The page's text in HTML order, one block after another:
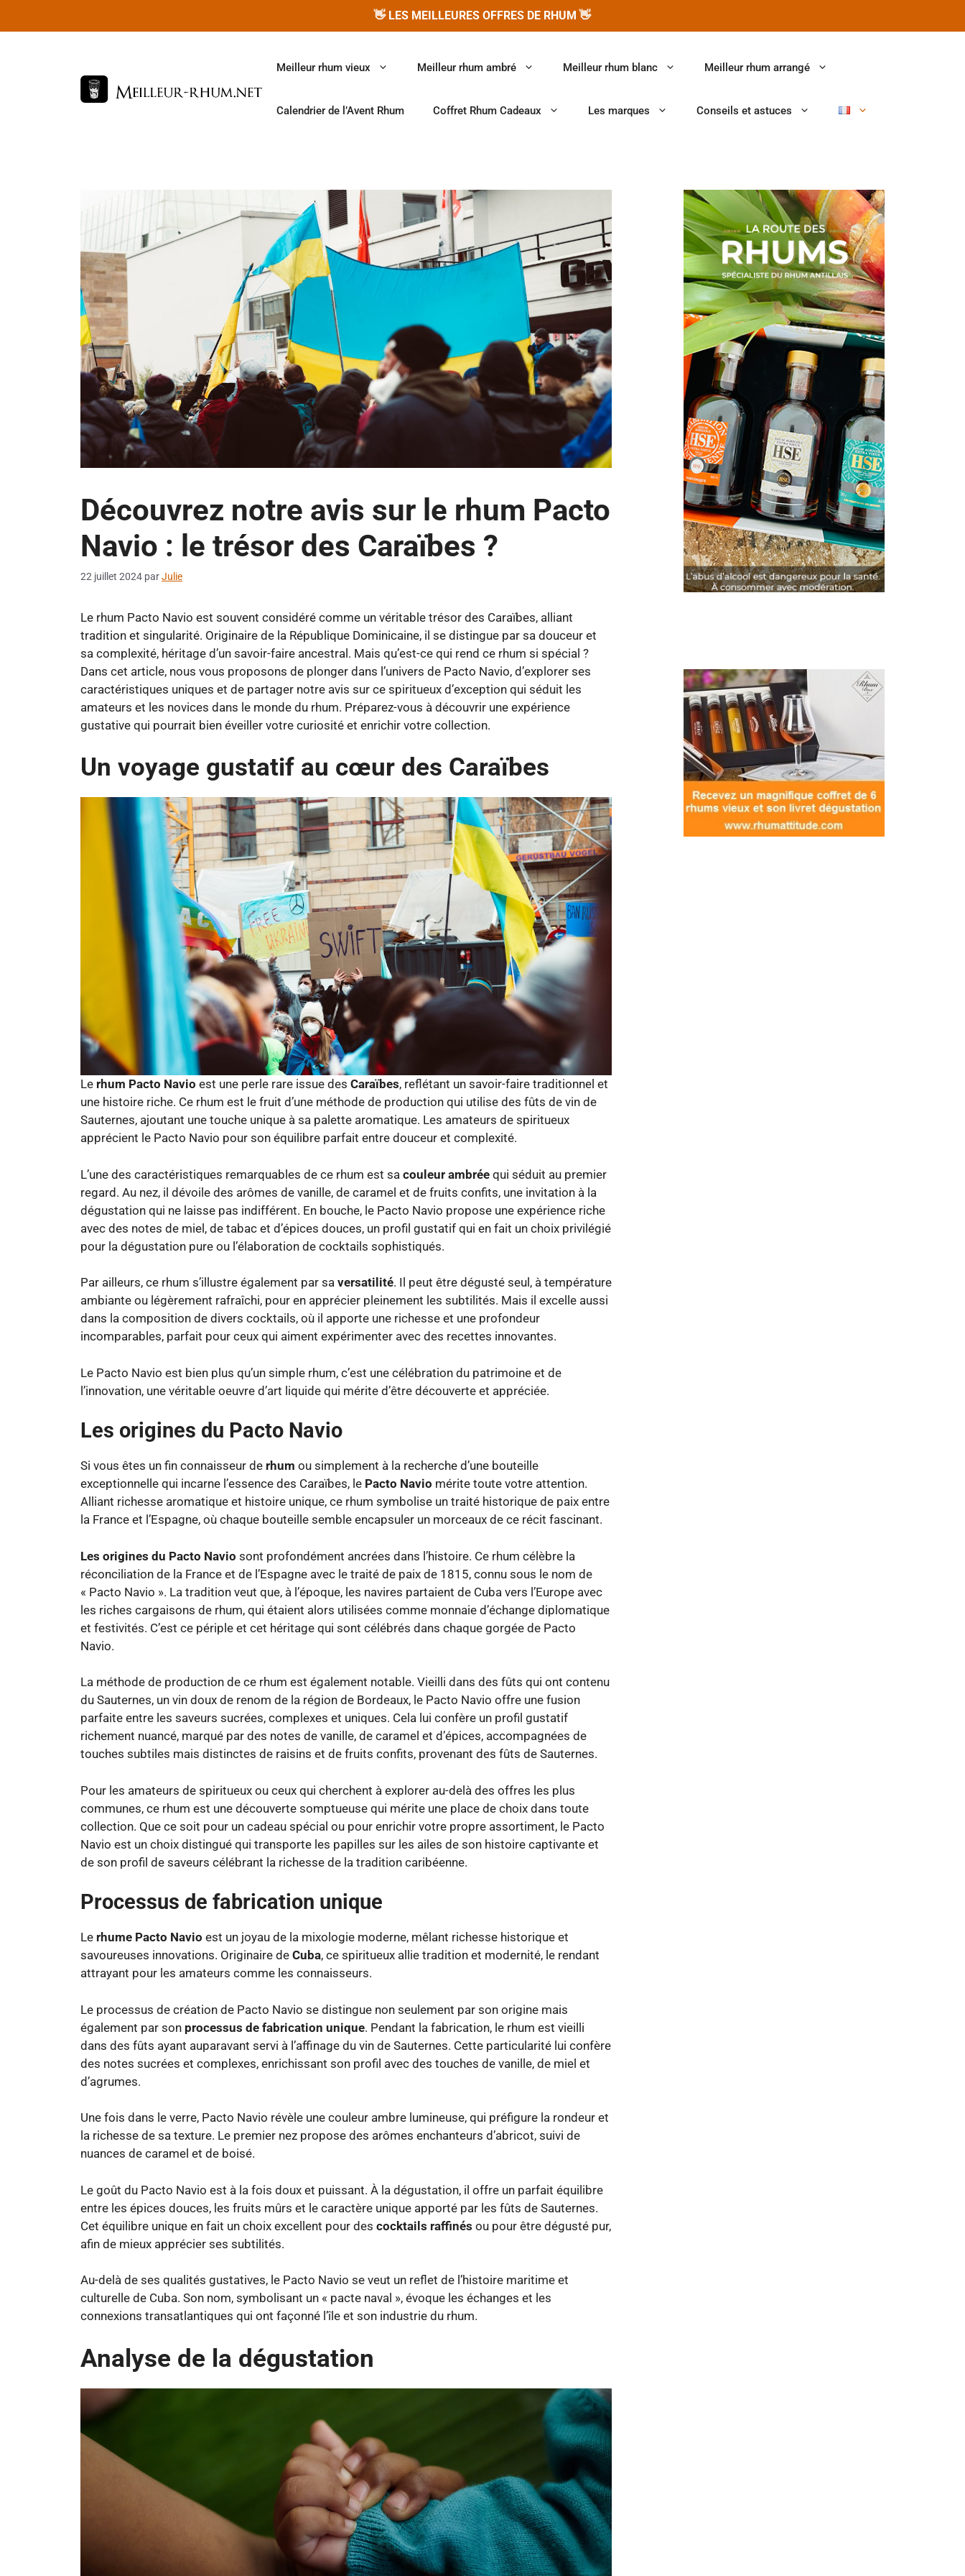
👋LES MEILLEURES OFFRES DE RHUM👋
Meilleur rhum vieux Meilleur rhum ambré Meilleur rhum blanc Meilleur rhum arrangé
Calendrier de l’Avent Rhum Coffret Rhum Cadeaux Les marques Conseils et astuces
Découvrez notre avis sur le rhum Pacto
Navio : le trésor des Caraïbes ?
22 juillet 2024 parJulie
Le rhum Pacto Navio est souvent considéré comme un véritable trésor des Caraïbes, alliant
tradition et singularité. Originaire de la République Dominicaine, il se distingue par sa douceur et
sa complexité, héritage d’un savoir-faire ancestral. Mais qu’est-ce qui rend ce rhum si spécial ?
Dans cet article, nous vous proposons de plonger dans l’univers de Pacto Navio, d’explorer ses
caractéristiques uniques et de partager notre avis sur ce spiritueux d’exception qui séduit les
amateurs et les novices dans le monde du rhum. Préparez-vous à découvrir une expérience
gustative qui pourrait bien éveiller votre curiosité et enrichir votre collection.
Un voyage gustatif au cœur des Caraïbes
Le rhum Pacto Navio est une perle rare issue des Caraïbes, reflétant un savoir-faire traditionnel et
une histoire riche. Ce rhum est le fruit d’une méthode de production qui utilise des fûts de vin de
Sauternes, ajoutant une touche unique à sa palette aromatique. Les amateurs de spiritueux
apprécient le Pacto Navio pour son équilibre parfait entre douceur et complexité.
L’une des caractéristiques remarquables de ce rhum est sa couleur ambrée qui séduit au premier
regard. Au nez, il dévoile des arômes de vanille, de caramel et de fruits confits, une invitation à la
dégustation qui ne laisse pas indifférent. En bouche, le Pacto Navio propose une expérience riche
avec des notes de miel, de tabac et d’épices douces, un profil gustatif qui en fait un choix privilégié
pour la dégustation pure ou l’élaboration de cocktails sophistiqués.
Par ailleurs, ce rhum s’illustre également par sa versatilité. Il peut être dégusté seul, à température
ambiante ou légèrement rafraîchi, pour en apprécier pleinement les subtilités. Mais il excelle aussi
dans la composition de divers cocktails, où il apporte une richesse et une profondeur
incomparables, parfait pour ceux qui aiment expérimenter avec des recettes innovantes.
Le Pacto Navio est bien plus qu’un simple rhum, c’est une célébration du patrimoine et de
l’innovation, une véritable oeuvre d’art liquide qui mérite d’être découverte et appréciée.
Les origines du Pacto Navio
Si vous êtes un fin connaisseur de rhum ou simplement à la recherche d’une bouteille
exceptionnelle qui incarne l’essence des Caraïbes, le Pacto Navio mérite toute votre attention.
Alliant richesse aromatique et histoire unique, ce rhum symbolise un traité historique de paix entre
la France et l’Espagne, où chaque bouteille semble encapsuler un morceaux de ce récit fascinant.
Les origines du Pacto Navio sont profondément ancrées dans l’histoire. Ce rhum célèbre la
réconciliation de la France et de l’Espagne avec le traité de paix de 1815, connu sous le nom de
« Pacto Navio ». La tradition veut que, à l’époque, les navires partaient de Cuba vers l’Europe avec
les riches cargaisons de rhum, qui étaient alors utilisées comme monnaie d’échange diplomatique
et festivités. C’est ce périple et cet héritage qui sont célébrés dans chaque gorgée de Pacto
Navio.
La méthode de production de ce rhum est également notable. Vieilli dans des fûts qui ont contenu
du Sauternes, un vin doux de renom de la région de Bordeaux, le Pacto Navio offre une fusion
parfaite entre les saveurs sucrées, complexes et uniques. Cela lui confère un profil gustatif
richement nuancé, marqué par des notes de vanille, de caramel et d’épices, accompagnées de
touches subtiles mais distinctes de raisins et de fruits confits, provenant des fûts de Sauternes.
Pour les amateurs de spiritueux ou ceux qui cherchent à explorer au-delà des offres les plus
communes, ce rhum est une découverte somptueuse qui mérite une place de choix dans toute
collection. Que ce soit pour un cadeau spécial ou pour enrichir votre propre assortiment, le Pacto
Navio est un choix distingué qui transporte les papilles sur les ailes de son histoire captivante et
de son profil de saveurs célébrant la richesse de la tradition caribéenne.
Processus de fabrication unique
Le rhume Pacto Navio est un joyau de la mixologie moderne, mêlant richesse historique et
savoureuses innovations. Originaire de Cuba, ce spiritueux allie tradition et modernité, le rendant
attrayant pour les amateurs comme les connaisseurs.
Le processus de création de Pacto Navio se distingue non seulement par son origine mais
également par son processus de fabrication unique. Pendant la fabrication, le rhum est vieilli
dans des fûts ayant auparavant servi à l’affinage du vin de Sauternes. Cette particularité lui confère
des notes sucrées et complexes, enrichissant son profil avec des touches de vanille, de miel et
d’agrumes.
Une fois dans le verre, Pacto Navio révèle une couleur ambre lumineuse, qui préfigure la rondeur et
la richesse de sa texture. Le premier nez propose des arômes enchanteurs d’abricot, suivi de
nuances de caramel et de boisé.
Le goût du Pacto Navio est à la fois doux et puissant. À la dégustation, il offre un parfait équilibre
entre les épices douces, les fruits mûrs et le caractère unique apporté par les fûts de Sauternes.
Cet équilibre unique en fait un choix excellent pour des cocktails raffinés ou pour être dégusté pur,
afin de mieux apprécier ses subtilités.
Au-delà de ses qualités gustatives, le Pacto Navio se veut un reflet de l’histoire maritime et
culturelle de Cuba. Son nom, symbolisant un « pacte naval », évoque les échanges et les
connexions transatlantiques qui ont façonné l’île et son industrie du rhum.
Analyse de la dégustation